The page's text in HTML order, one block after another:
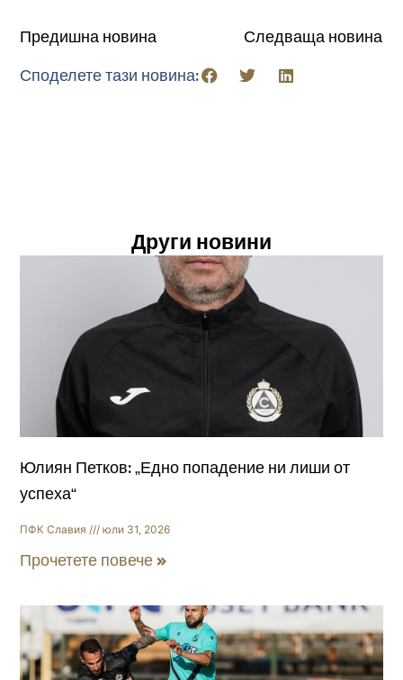
Предишна новина Следваща новина
Споделете тази новина:
Други новини
Юлиян Петков: „Едно попадение ни лиши от
успеха“
ПФК Славия юли 31, 2026
Прочетете повече »